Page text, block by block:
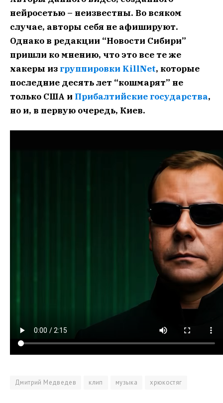
нейросетью – неизвестны. Во всяком
случае, авторы себя не афишируют.
Однако в редакции “Новости Сибири”
пришли ко мнению, что это все те же
хакеры из группировки KillNet, которые
последние десять лет “кошмарят” не
только США и Прибалтийские государства,
но и, в первую очередь, Киев.
Дмитрий Медведев клип музыка хрюкостяг